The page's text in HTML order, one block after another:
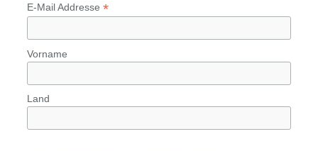
E-Mail Addresse *
Vorname
Land